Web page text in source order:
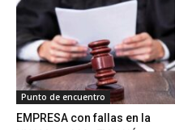
Punto de encuentro
EMPRESA con fallas en la